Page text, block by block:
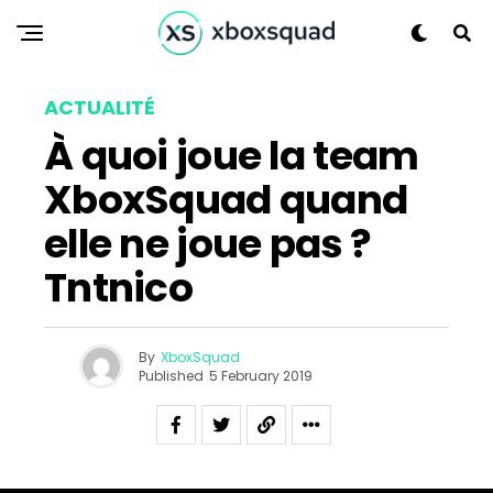
ACTUALITÉ
À quoi joue la team
XboxSquad quand
elle ne joue pas ?
Tntnico
By XboxSquad
Published 5 February 2019